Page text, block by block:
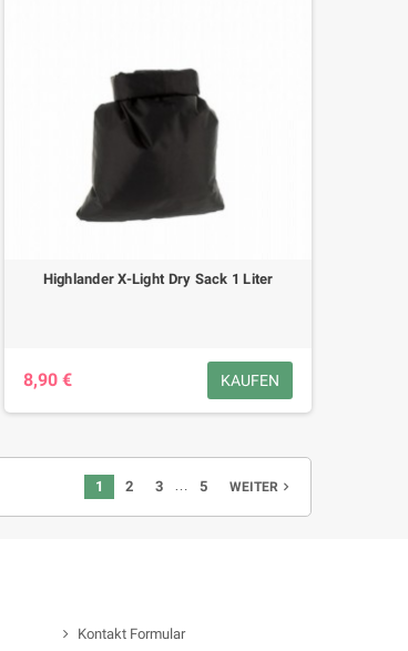
Highlander X-Light Dry Sack 1 Liter
8,90 € KAUFEN
1 2 3 5 WEITER
Kontakt Formular